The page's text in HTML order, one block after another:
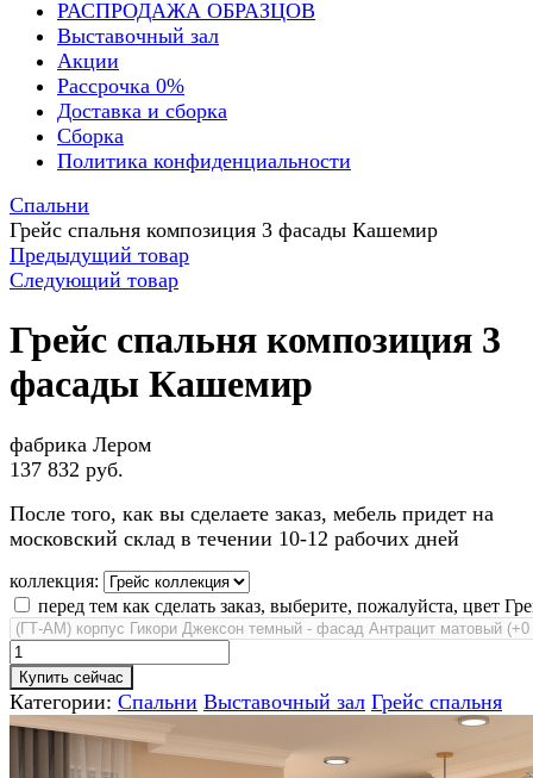
РАСПРОДАЖА ОБРАЗЦОВ
Выставочный зал
Акции
Рассрочка 0%
Доставка и сборка
Сборка
Политика конфиденциальности
Спальни
Грейс спальня композиция 3 фасады Кашемир
Предыдущий товар
Следующий товар
Грейс спальня композиция 3
фасады Кашемир
фабрика Лером
137 832 руб.
После того, как вы сделаете заказ, мебель придет на
московский склад в течении 10-12 рабочих дней
коллекция:
перед тем как сделать заказ, выберите, пожалуйста, цвет
Купить сейчас
Категории: Спальни Выставочный зал Грейс спальня